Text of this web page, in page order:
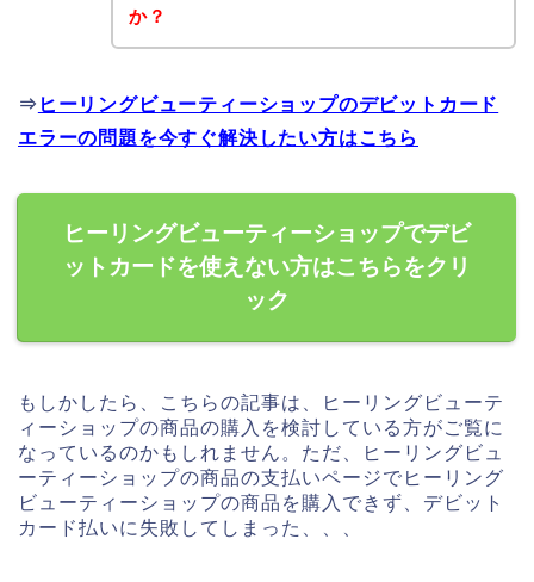
か？
⇒ ヒーリングビューティーショップのデビットカード
エラーの問題を今すぐ解決したい方はこちら
ヒーリングビューティーショップでデビ
ットカードを使えない方はこちらをクリ
ック
もしかしたら、こちらの記事は、ヒーリングビューテ
ィーショップの商品の購入を検討している方がご覧に
なっているのかもしれません。ただ、ヒーリングビュ
ーティーショップの商品の支払いページでヒーリング
ビューティーショップの商品を購入できず、デビット
カード払いに失敗してしまった、、、